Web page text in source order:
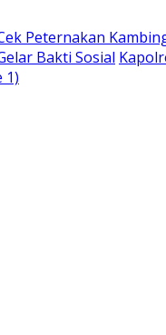
Peternakan
Bakti Sosial
1)